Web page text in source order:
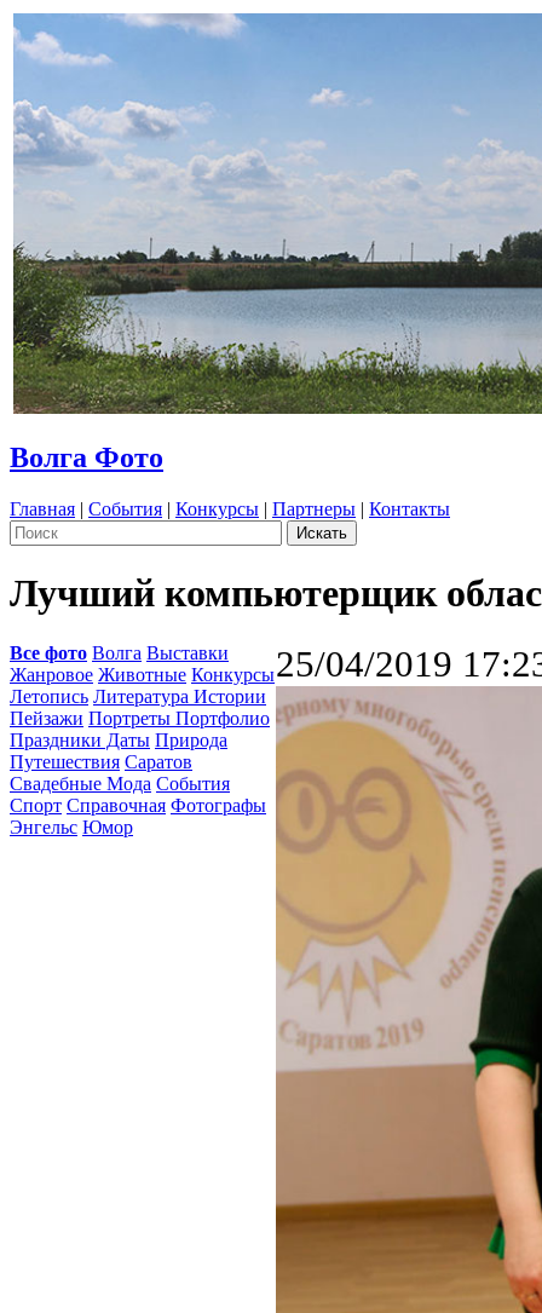
Волга Фото
Главная | События | Конкурсы | Партнеры | Контакты
Лучший компьютерщик
Все фото Волга Выставки
Жанровое Животные Конкурсы
Летопись Литература Истории
Пейзажи Портреты Портфолио
Праздники Даты Природа
Путешествия Саратов
Свадебные Мода События
Спорт Справочная Фотографы
Энгельс Юмор
25/04/2019